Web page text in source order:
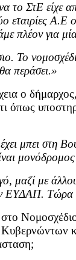
ΣτΕ είχε
Α.Ε
πλέον για
Το
περάσει.»
ο
όπως
μπει στη
μαζί με
ΕΥΔΑΠ. Τώρα
στο